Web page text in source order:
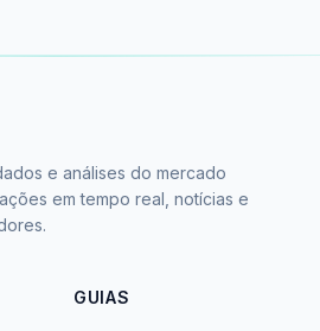
e análises do mercado
em tempo real, notícias e
GUIAS